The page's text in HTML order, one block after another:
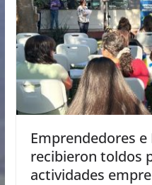
Emprendedores e
recibieron toldos
actividades